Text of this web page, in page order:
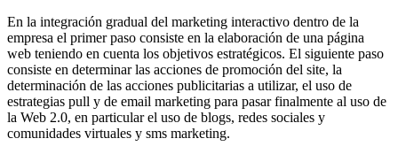
En la integración gradual del marketing interactivo dentro de la
empresa el primer paso consiste en la elaboración de una página
web teniendo en cuenta los objetivos estratégicos. El siguiente paso
consiste en determinar las acciones de promoción del site, la
determinación de las acciones publicitarias a utilizar, el uso de
estrategias pull y de email marketing para pasar finalmente al uso de
la Web 2.0, en particular el uso de blogs, redes sociales y
comunidades virtuales y sms marketing.